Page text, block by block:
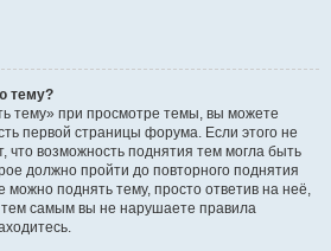
тему?
тему» при просмотре темы, вы можете
первой страницы форума. Если этого не
что возможность поднятия тем могла быть
должно пройти до повторного поднятия
поднять тему, просто ответив на неё,
тем самым вы не нарушаете правила